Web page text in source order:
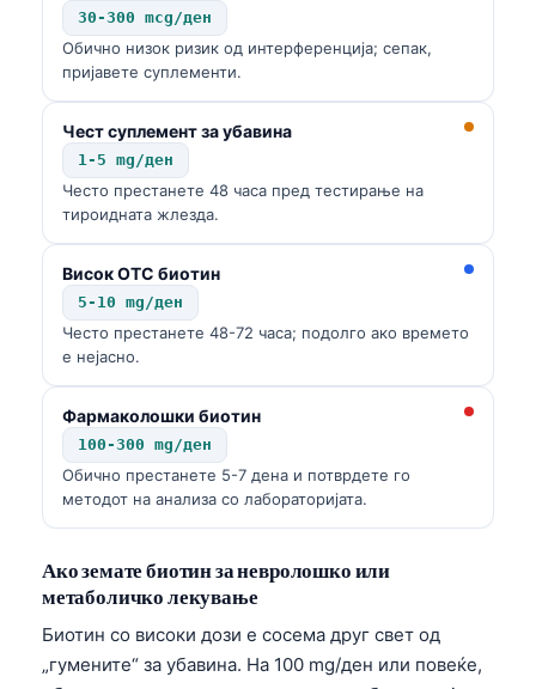
30-300 mcg/ден
Обично низок ризик од интерференција; сепак,
пријавете суплементи.
Чест суплемент за убавина
1-5 mg/ден
Често престанете 48 часа пред тестирање на
тироидната жлезда.
Висок OTC биотин
5-10 mg/ден
Често престанете 48-72 часа; подолго ако времето
е нејасно.
Фармаколошки биотин
100-300 mg/ден
Обично престанете 5-7 дена и потврдете го
методот на анализа со лабораторијата.
Ако земате биотин за невролошко или
метаболичко лекување
Биотин со високи дози е сосема друг свет од
„гумените“ за убавина. На 100 mg/ден или повеќе,